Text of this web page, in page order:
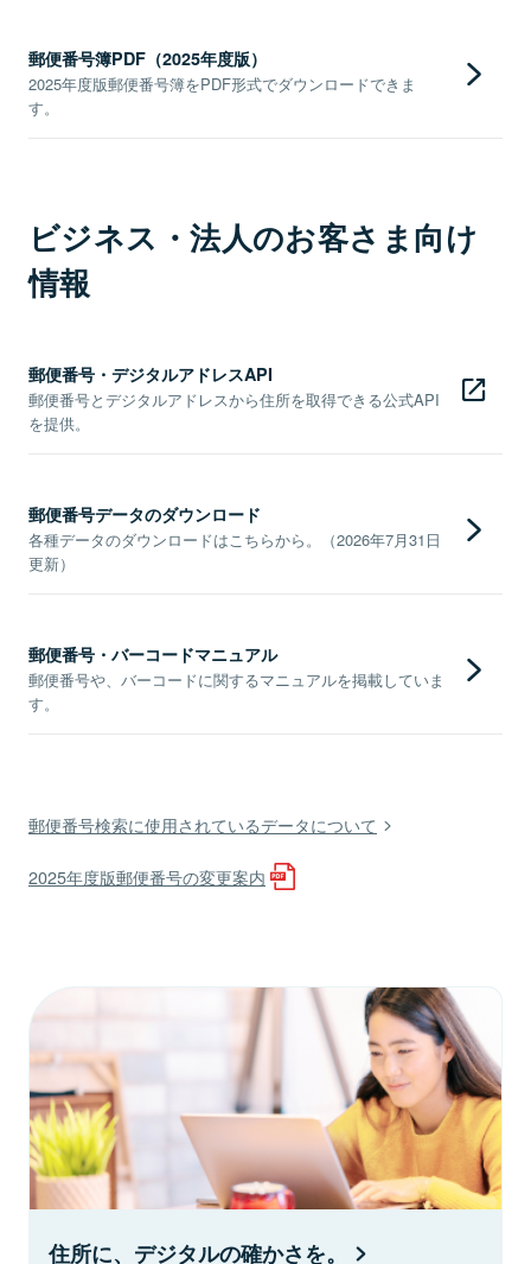
郵便番号簿PDF（2025年度版）
2025年度版郵便番号簿をPDF形式でダウンロードできま
す。
ビジネス・法人のお客さま向け
情報
郵便番号・デジタルアドレスAPI
郵便番号とデジタルアドレスから住所を取得できる公式API
を提供。
郵便番号データのダウンロード
各種データのダウンロードはこちらから。（2026年7月31日
更新）
郵便番号・バーコードマニュアル
郵便番号や、バーコードに関するマニュアルを掲載していま
す。
郵便番号検索に使用されているデータについて
2025年度版郵便番号の変更案内
住所に、デジタルの確かさを。